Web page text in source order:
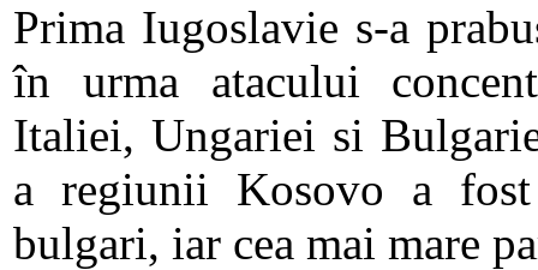
Prima Iugoslavie s-a
în urma atacului
Italiei, Ungariei si
a regiunii Kosovo a fost
bulgari, iar cea mai mare